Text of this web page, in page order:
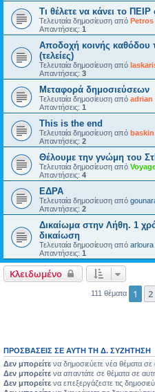
Τι θέλετε να κάνει το ΠΕΙΡ
Τελευταία δημοσίευση από Petros
Απαντήσεις: 1
Αποδοχή κοινής καθόδου
(τελείες)
Τελευταία δημοσίευση από
Απαντήσεις: 3
Μεταφορά δημοσιεύσεων
Τελευταία δημοσίευση από adrian
Απαντήσεις: 1
This is the end
Τελευταία δημοσίευση από baskin
Απαντήσεις: 2
Θέλουμε την γνώμη του
Τελευταία δημοσίευση από
Απαντήσεις: 4
ΕΔΡΑ
Τελευταία δημοσίευση από
Απαντήσεις: 2
Δικαίωμα στην Λήθη. 1
δικαίωση
Τελευταία δημοσίευση από arloura
Απαντήσεις: 1
Κλειδωμένο
111 θέματα 1 2
ΠΡΟΣΒΆΣΕΙΣ ΣΕ ΑΥΤΉ ΤΗ Δ. ΣΥΖΉΤΗΣΗ
Δεν μπορείτε να δημοσιεύετε νέα θέματα
Δεν μπορείτε να απαντάτε σε θέματα σε
Δεν μπορείτε να επεξεργάζεστε τις